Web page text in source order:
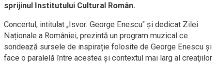
sprijinul Institutului Cultural Român.
Concertul, intitulat „Isvor. George Enescu" și dedicat Zilei
Naționale a României, prezintă un program muzical ce
sondează sursele de inspirație folosite de George Enescu și
face o paralelă între acestea și contextul mai larg al creaţiilor